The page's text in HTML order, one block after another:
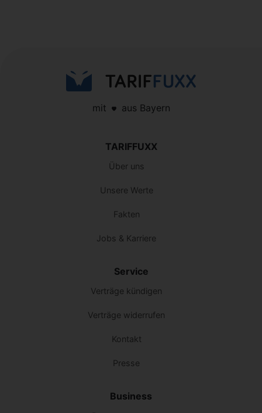
mit aus Bayern
TARIFFUXX
Über uns
Unsere Werte
Fakten
Jobs & Karriere
Service
Verträge kündigen
Verträge widerrufen
Kontakt
Presse
Business